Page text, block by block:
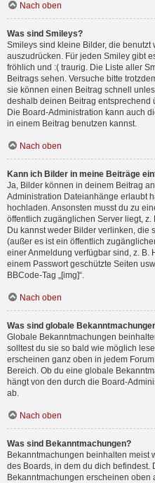
Nach oben
Was sind Smileys?
Smileys sind kleine Bilder, die benutzt
auszudrücken. Für jeden Smiley gibt
fröhlich und :( traurig. Die Liste aller
Beitrags sehen. Versuche bitte
sie können einen Beitrag schnell
deshalb deinen Beitrag entsprechend
Die Board-Administration kann auch
in einem Beitrag benutzen kannst.
Nach oben
Kann ich Bilder in meine Beiträge
Ja, Bilder können in deinem Beitrag
Administration Dateianhänge erlaubt
hochladen. Ansonsten musst du zu
öffentlich zugänglichen Server liegt,
Du kannst weder Bilder verlinken, die
(außer es ist ein öffentlich
einer Anmeldung verfügbar sind, z. B.
einem Passwort geschützte Seiten
BBCode-Tag „[img]“.
Nach oben
Was sind globale
Globale Bekanntmachungen
solltest du sie so bald wie möglich
erscheinen ganz oben in jedem
Bereich. Ob du eine globale
hängt von den durch die Board-
ab.
Nach oben
Was sind Bekanntmachungen?
Bekanntmachungen beinhalten meist
des Boards, in dem du dich befindest.
Bekanntmachungen erscheinen oben